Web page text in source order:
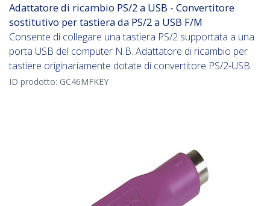
Adattatore di ricambio PS/2 a USB - Convertitore
sostitutivo per tastiera da PS/2 a USB F/M
Consente di collegare una tastiera PS/2 supportata a una
porta USB del computer N.B. Adattatore di ricambio per
tastiere originariamente dotate di convertitore PS/2-USB
ID prodotto: GC46MFKEY